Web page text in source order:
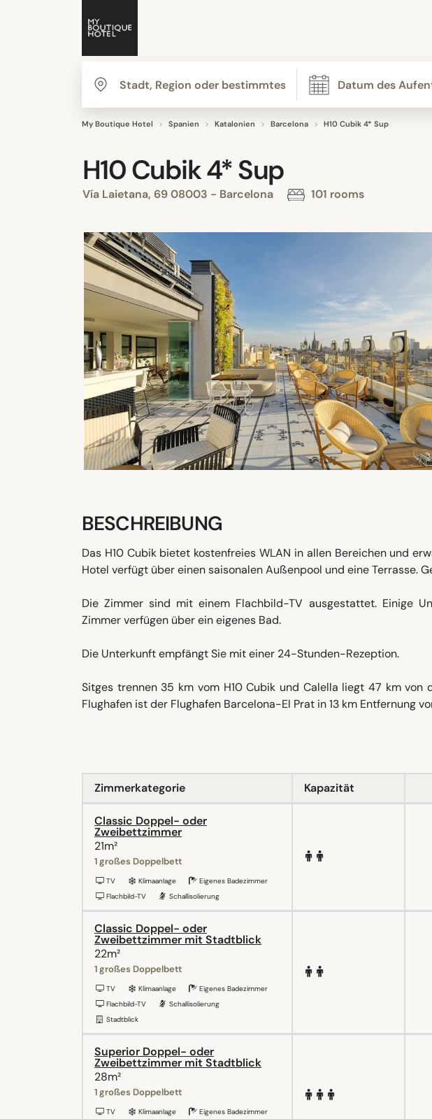
My Boutique Hotel Spanien Katalonien Barcelona H10 Cubik 4* Sup
H10 Cubik 4* Sup
Vía Laietana, 69 08003 - Barcelona 101 rooms
BESCHREIBUNG
Das H10 Cubik bietet kostenfreies WLAN in allen Bereichen und
Hotel verfügt über einen saisonalen Außenpool und eine Terrasse.
Die Zimmer sind mit einem Flachbild-TV ausgestattet. Einige
Zimmer verfügen über ein eigenes Bad.
Die Unterkunft empfängt Sie mit einer 24-Stunden-Rezeption.
Sitges trennen 35 km vom H10 Cubik und Calella liegt 47 km von
Flughafen ist der Flughafen Barcelona-El Prat in 13 km Entfernung
Zimmerkategorie Kapazität
Classic Doppel- oder
Zweibettzimmer
21m²
1 großes Doppelbett
TV Klimaanlage
Eigenes Badezimmer
Flachbild-TV
Schallisolierung
Classic Doppel- oder
Zweibettzimmer mit Stadtblick
22m²
1 großes Doppelbett
TV Klimaanlage
Eigenes Badezimmer
Flachbild-TV
Schallisolierung
Stadtblick
Superior Doppel- oder
Zweibettzimmer mit Stadtblick
28m²
1 großes Doppelbett
TV Klimaanlage
Eigenes Badezimmer